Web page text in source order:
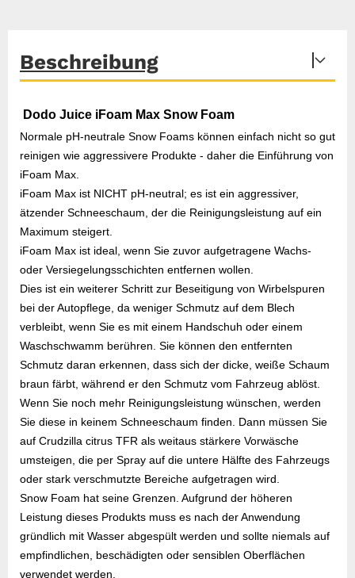
Beschreibung
Dodo Juice iFoam Max Snow Foam
Normale pH-neutrale Snow Foams können einfach nicht so gut
reinigen wie aggressivere Produkte - daher die Einführung von
iFoam Max.
iFoam Max ist NICHT pH-neutral; es ist ein aggressiver,
ätzender Schneeschaum, der die Reinigungsleistung auf ein
Maximum steigert.
iFoam Max ist ideal, wenn Sie zuvor aufgetragene Wachs-
oder Versiegelungsschichten entfernen wollen.
Dies ist ein weiterer Schritt zur Beseitigung von Wirbelspuren
bei der Autopflege, da weniger Schmutz auf dem Blech
verbleibt, wenn Sie es mit einem Handschuh oder einem
Waschschwamm berühren. Sie können den entfernten
Schmutz daran erkennen, dass sich der dicke, weiße Schaum
braun färbt, während er den Schmutz vom Fahrzeug ablöst.
Wenn Sie noch mehr Reinigungsleistung wünschen, werden
Sie diese in keinem Schneeschaum finden. Dann müssen Sie
auf Crudzilla citrus TFR als weitaus stärkere Vorwäsche
umsteigen, die per Spray auf die untere Hälfte des Fahrzeugs
oder stark verschmutzte Bereiche aufgetragen wird.
Snow Foam hat seine Grenzen. Aufgrund der höheren
Leistung dieses Produkts muss es nach der Anwendung
gründlich mit Wasser abgespült werden und sollte niemals auf
empfindlichen, beschädigten oder sensiblen Oberflächen
verwendet werden.